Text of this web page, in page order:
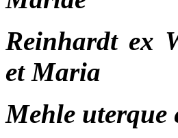
Reinhardt ex
et Maria
Mehle uterque